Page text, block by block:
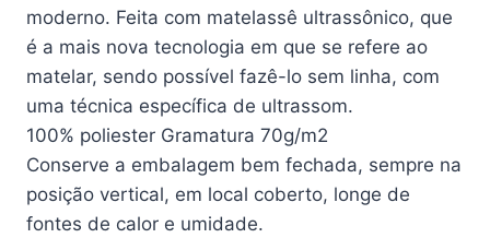
moderno. Feita com matelassê ultrassônico, que
é a mais nova tecnologia em que se refere ao
matelar, sendo possível fazê-lo sem linha, com
uma técnica específica de ultrassom.
100% poliester Gramatura 70g/m2
Conserve a embalagem bem fechada, sempre na
posição vertical, em local coberto, longe de
fontes de calor e umidade.